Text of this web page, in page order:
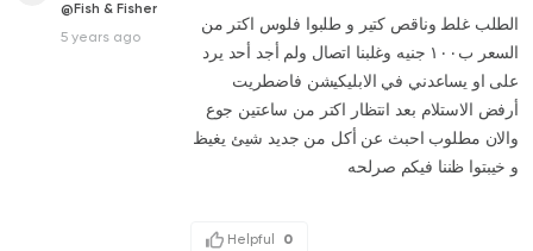
@Fish & Fisher
5 years ago
الطلب غلط وناقص كتير و طلبوا فلوس اكتر من
السعر ب١٠٠ جنيه وغلبنا اتصال ولم أجد أحد يرد
على او يساعدني في الابليكيشن فاضطريت
أرفض الاستلام بعد انتظار اكتر من ساعتين جوع
والان مطلوب احبث عن أكل من جديد شيئ يغيظ
و خيبتوا ظننا فيكم صرلحه
Helpful 0